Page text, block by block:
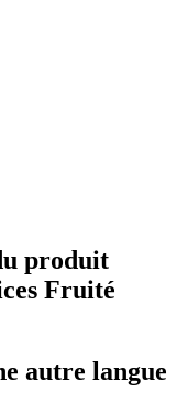
produit
Fruité
autre langue